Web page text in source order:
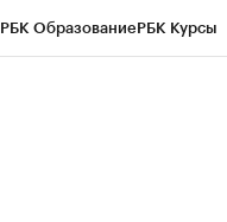
РБК ОбразованиеРБК Курсы